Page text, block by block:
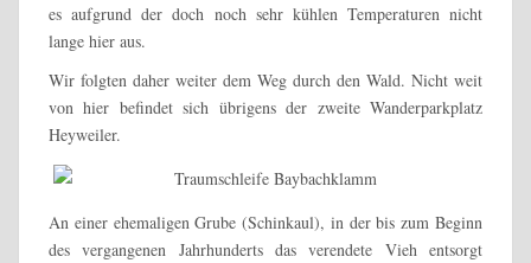
es aufgrund der doch noch sehr kühlen Temperaturen nicht
lange hier aus.
Wir folgten daher weiter dem Weg durch den Wald. Nicht weit
von hier befindet sich übrigens der zweite Wanderparkplatz
Heyweiler.
An einer ehemaligen Grube (Schinkaul), in der bis zum Beginn
des vergangenen Jahrhunderts das verendete Vieh entsorgt